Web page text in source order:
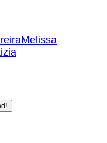
Melissa